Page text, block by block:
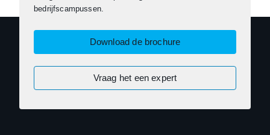
bedrijfscampussen.
Download de brochure
Vraag het een expert